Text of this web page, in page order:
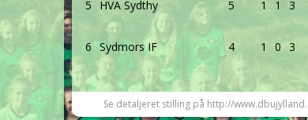
5 HVA Sydthy 5 1 1 3
6 Sydmors IF 4 1 0 3
Se detaljeret stilling på http://